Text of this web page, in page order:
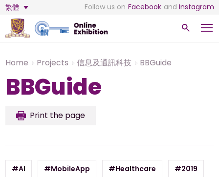
繁體 Follow us on Facebook and Instagram
Home Projects 信息及通訊科技 BBGuide
BBGuide
Print the page
#AI #MobileApp #Healthcare
#2019